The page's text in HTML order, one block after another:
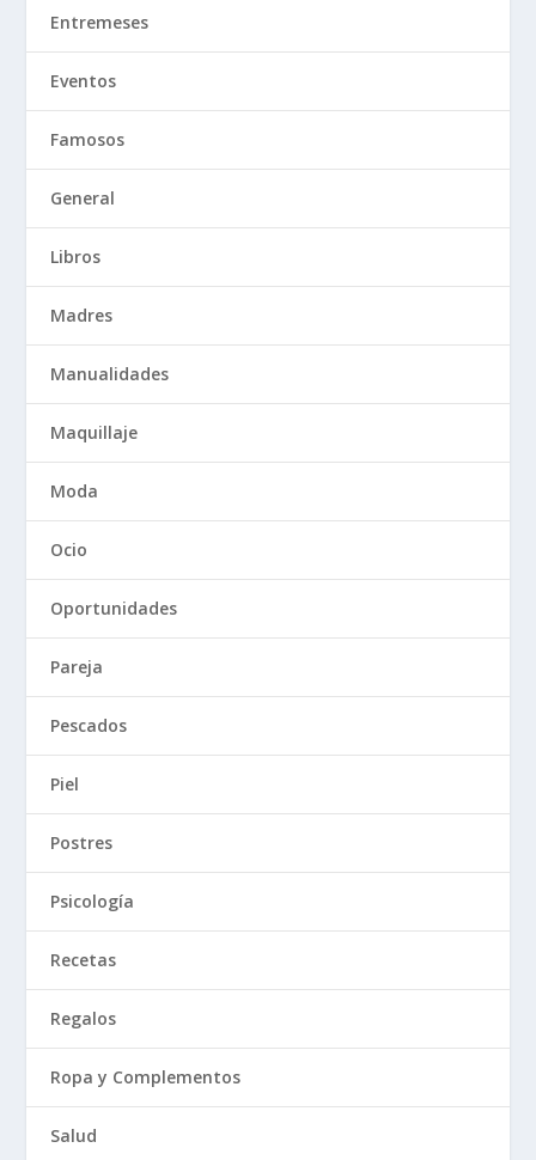
Entremeses
Eventos
Famosos
General
Libros
Madres
Manualidades
Maquillaje
Moda
Ocio
Oportunidades
Pareja
Pescados
Piel
Postres
Psicología
Recetas
Regalos
Ropa y Complementos
Salud